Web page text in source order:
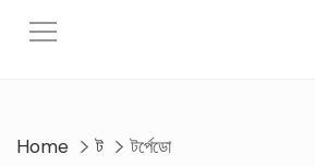
Home ট টর্পেডো